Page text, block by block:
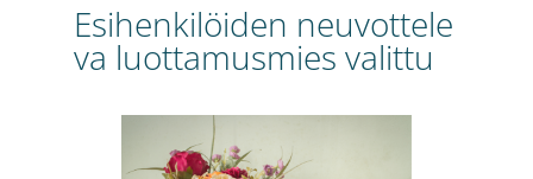
Esihenkilöiden neuvottele
va luottamusmies valittu